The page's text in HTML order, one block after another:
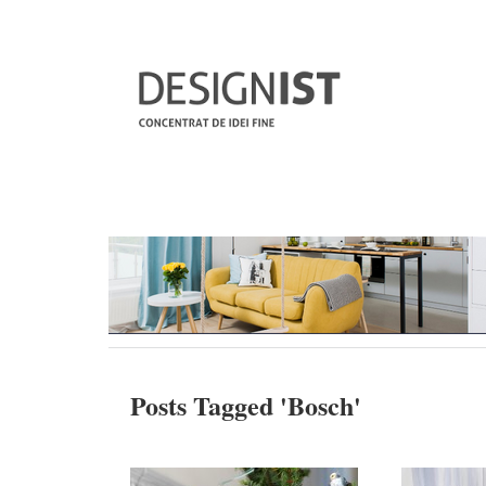
Posts Tagged 'Bosch'